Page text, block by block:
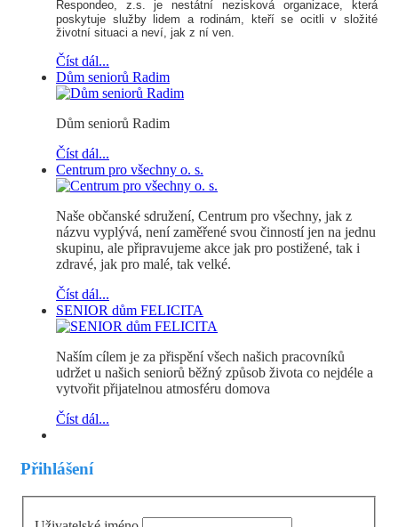
Respondeo, z.s.
je nestátní nezisková organizace, která
poskytuje služby lidem a rodinám, kteří se ocitli v složité
životní situaci a neví, jak z ní ven.
Číst dál...
Dům seniorů Radim
Dům seniorů Radim
Číst dál...
Centrum pro všechny o. s.
Naše občanské sdružení, Centrum pro všechny, jak z
názvu vyplývá, není zaměřené svou činností jen na jednu
skupinu, ale připravujeme akce jak pro postižené, tak i
zdravé, jak pro malé, tak velké.
Číst dál...
SENIOR dům FELICITA
Naším cílem je za přispění všech našich pracovníků
udržet u našich seniorů běžný způsob života co nejdéle a
vytvořit přijatelnou atmosféru domova
Číst dál...
Přihlášení